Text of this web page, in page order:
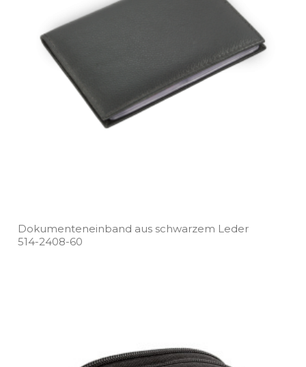
Dokumenteneinband aus schwarzem Leder
514­-2408­-60